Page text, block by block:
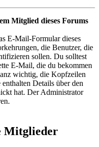
Mitglied dieses Forums
E-Mail-Formular dieses
die Benutzer, die
sollen. Du solltest
E-Mail, die du bekommen
wichtig, die Kopfzeilen
Details über den
hat. Der Administrator
Mitglieder